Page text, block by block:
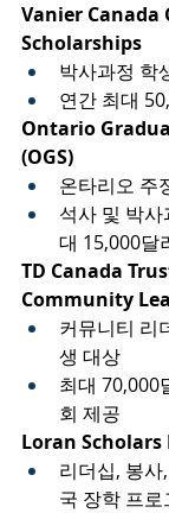
Vanier Canada
Scholarships
박사과정 학
연간 최대
Ontario
(OGS)
온타리오 주
석사 및 박
대 15,000달
TD Canada
Community
커뮤니티 리
생 대상
최대 70,000
회 제공
Loran
리더십, 봉사
국 장학 프